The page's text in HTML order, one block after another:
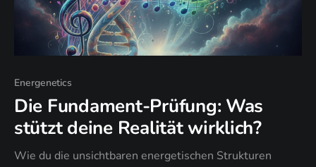
Energenetics
Die Fundament-Prüfung: Was
stützt deine Realität wirklich?
Wie du die unsichtbaren energetischen Strukturen